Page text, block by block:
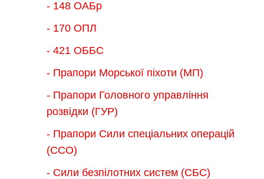
- 148 ОАБр
- 170 ОПЛ
- 421 ОББС
- Прапори Морської піхоти (МП)
- Прапори Головного управління
розвідки (ГУР)
- Прапори Сили спеціальних операцій
(ССО)
- Сили безпілотних систем (СБС)